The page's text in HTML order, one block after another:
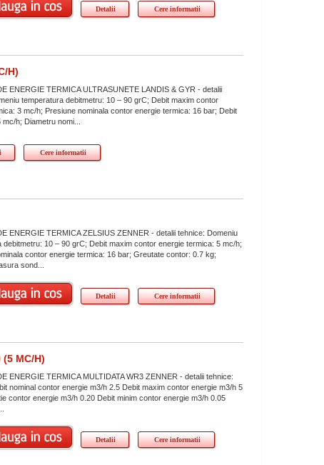
Detalii Cere informatii
H)
ENERGIE TERMICA ULTRASUNETE LANDIS & GYR - detalii
temperatura debitmetru: 10 – 90 grC; Debit maxim contor
3 mc/h; Presiune nominala contor energie termica: 16 bar; Debit
h; Diametru nomi...
Cere informatii
ENERGIE TERMICA ZELSIUS ZENNER - detalii tehnice: Domeniu
debitmetru: 10 – 90 grC; Debit maxim contor energie termica: 5 mc/h;
contor energie termica: 16 bar; Greutate contor: 0.7 kg;
sond...
Detalii Cere informatii
(5 MC/H)
ENERGIE TERMICA MULTIDATA WR3 ZENNER - detalii tehnice:
nominal contor energie m3/h 2.5 Debit maxim contor energie m3/h 5
contor energie m3/h 0.20 Debit minim contor energie m3/h 0.05
Detalii Cere informatii